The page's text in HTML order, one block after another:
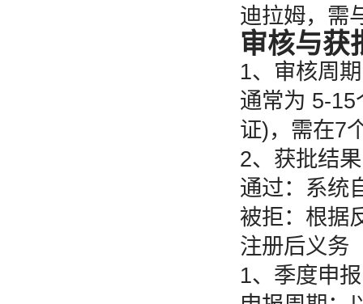
迪拉姆，需
审核与获
1、审核周
通常为 5-
证)，需在7
2、获批结
通过：系统
被拒：根据
注册后义务
1、季度申